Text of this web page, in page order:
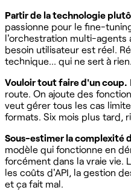
Partir de la technologie
passionne pour le fine-
l'orchestration multi-agents
besoin utilisateur est réel.
technique... qui ne sert à rien.
Vouloir tout faire d'un coup.
route. On ajoute des
veut gérer tous les cas
formats. Six mois plus tard,
Sous-estimer la complexité
modèle qui fonctionne en
forcément dans la vraie vie.
les coûts d'API, la gestion
et ça fait mal.